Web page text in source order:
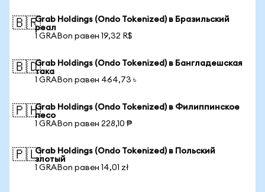
🇧🇷Grab Holdings (Ondo Tokenized) в Бразильский
реал
1 GRABon равен 19,32 R$
🇧🇩Grab Holdings (Ondo Tokenized) в Бангладешская
така
1 GRABon равен 464,73 ৳
🇵🇭Grab Holdings (Ondo Tokenized) в Филиппинское
песо
1 GRABon равен 228,10 ₱
🇵🇱Grab Holdings (Ondo Tokenized) в Польский
злотый
1 GRABon равен 14,01 zł